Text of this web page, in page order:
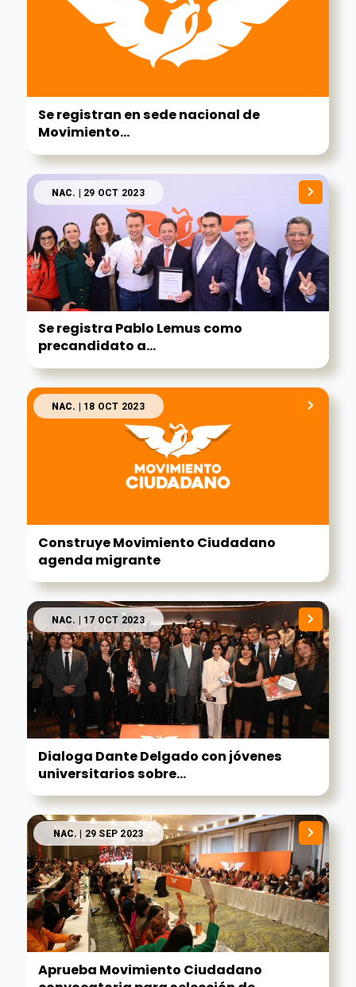
Se registran en sede nacional de
Movimiento...
NAC. | 29 OCT 2023
Se registra Pablo Lemus como
precandidato a...
NAC. | 18 OCT 2023
Construye Movimiento Ciudadano
agenda migrante
NAC. | 17 OCT 2023
Dialoga Dante Delgado con jóvenes
universitarios sobre...
NAC.| 29 SEP 2023
Aprueba Movimiento Ciudadano